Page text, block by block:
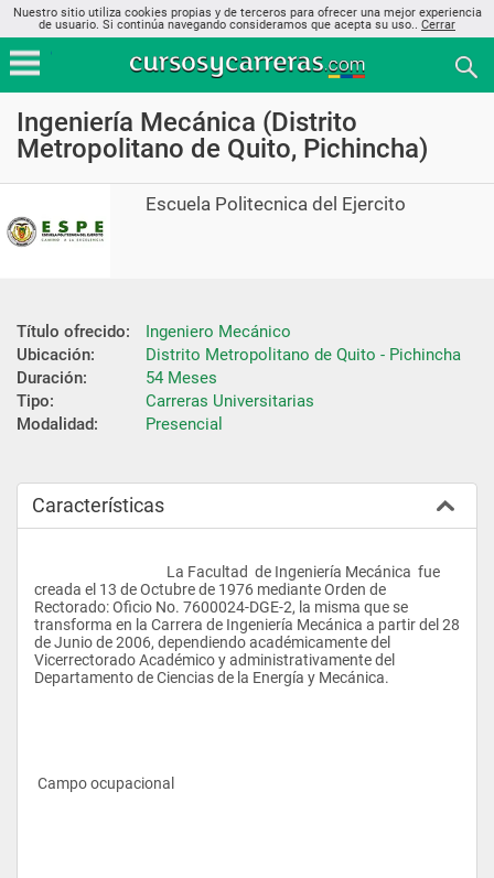
Nuestro sitio utiliza cookies propias y de terceros para ofrecer una mejor experiencia
de usuario. Si continúa navegando consideramos que acepta su uso.. Cerrar
Ingeniería Mecánica (Distrito
Metropolitano de Quito, Pichincha)
Escuela Politecnica del Ejercito
Título ofrecido:
Ingeniero Mecánico
Ubicación:
Distrito Metropolitano de Quito - Pichincha
Duración:
54 Meses
Tipo:
Carreras Universitarias
Modalidad:
Presencial
Características
creada el 13 de Octubre de 1976 mediante Orden de
Rectorado: Oficio No. 7600024-DGE-2, la misma que se
transforma en la Carrera de Ingeniería Mecánica a partir del 28
de Junio de 2006, dependiendo académicamente del
Vicerrectorado Académico y administrativamente del
Departamento de Ciencias de la Energía y Mecánica.
Campo ocupacional